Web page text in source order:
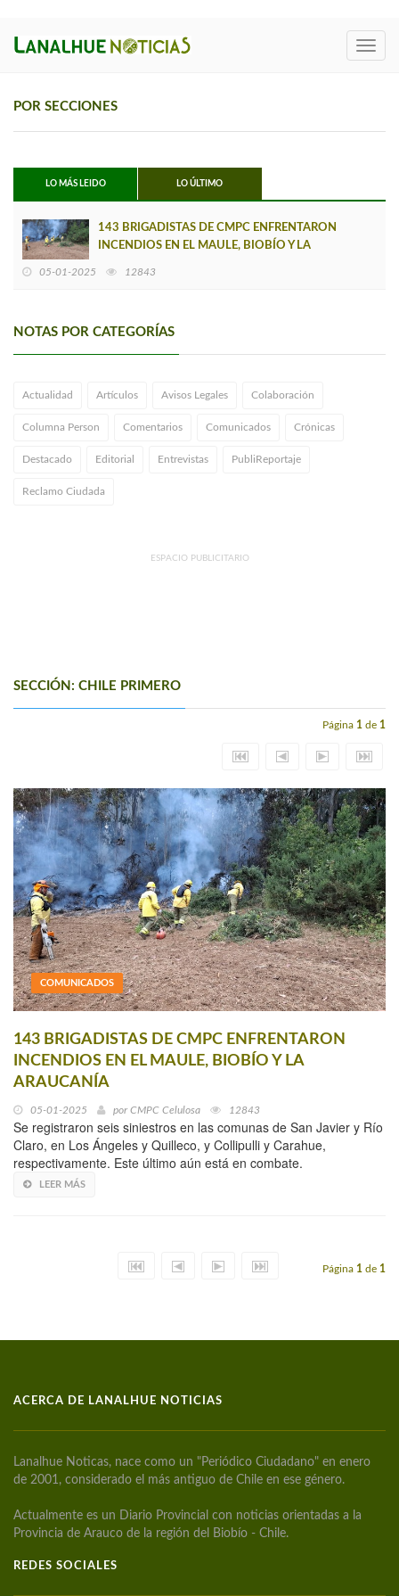
POR SECCIONES
LO MÁS LEIDO LO ÚLTIMO
143 BRIGADISTAS DE CMPC ENFRENTARON
INCENDIOS EN EL MAULE, BIOBÍO Y LA
05-01-2025 12843
NOTAS POR CATEGORÍAS
Actualidad Artículos Avisos Legales Colaboración
Columna Person Comentarios Comunicados Crónicas
Destacado Editorial Entrevistas PubliReportaje
Reclamo Ciudada
ESPACIO PUBLICITARIO
SECCIÓN: CHILE PRIMERO
Página 1 de 1
COMUNICADOS
143 BRIGADISTAS DE CMPC ENFRENTARON
INCENDIOS EN EL MAULE, BIOBÍO Y LA
ARAUCANÍA
05-01-2025 por CMPC Celulosa 12843
Se registraron seis siniestros en las comunas de San Javier y Río
Claro, en Los Ángeles y Quilleco, y Collipulli y Carahue,
respectivamente. Este último aún está en combate.
LEER MÁS
Página 1 de 1
ACERCA DE LANALHUE NOTICIAS
Lanalhue Noticas, nace como un "Periódico Ciudadano" en enero
de 2001, considerado el más antiguo de Chile en ese género.
Actualmente es un Diario Provincial con noticias orientadas a la
Provincia de Arauco de la región del Biobío - Chile.
REDES SOCIALES